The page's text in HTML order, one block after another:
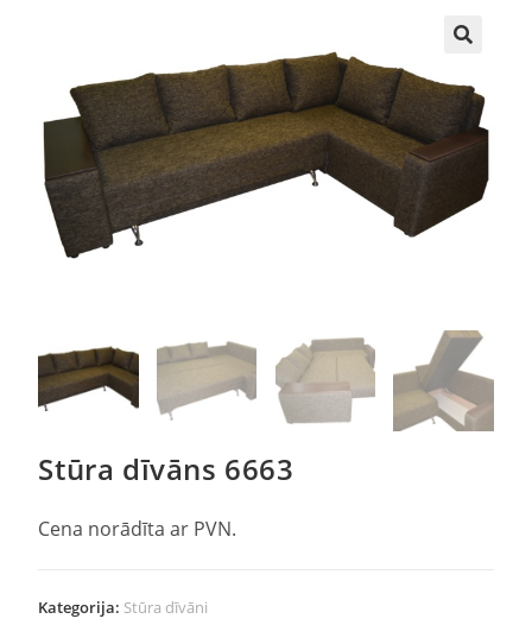
Stūra dīvāns 6663
Cena norādīta ar PVN.
Kategorija: Stūra dīvāni